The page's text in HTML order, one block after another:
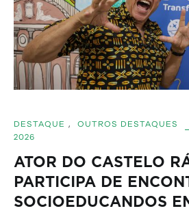
DESTAQUE , OUTROS DESTAQUES
2026
ATOR DO CASTELO
PARTICIPA DE
SOCIOEDUCANDOS